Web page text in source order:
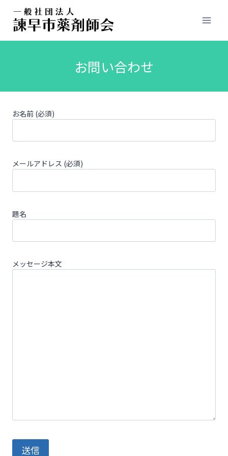
お問い合わせ
お名前 (必須)
メールアドレス (必須)
題名
メッセージ本文